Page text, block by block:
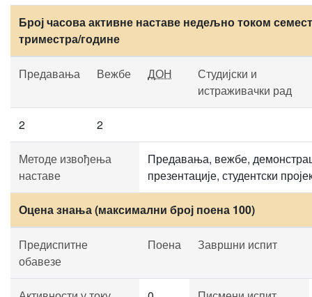
Број часова активне наставе недељно током
триместра/године
Предавања Вежбе ДОН
Студијски и
истраживачки рад
2 2
Методе извођења
наставе
Предавања, вежбе,
презентације, студентски
Оцена знања (максимални број поена 100)
Предиспитне
обавезе
Поена Завршни испит